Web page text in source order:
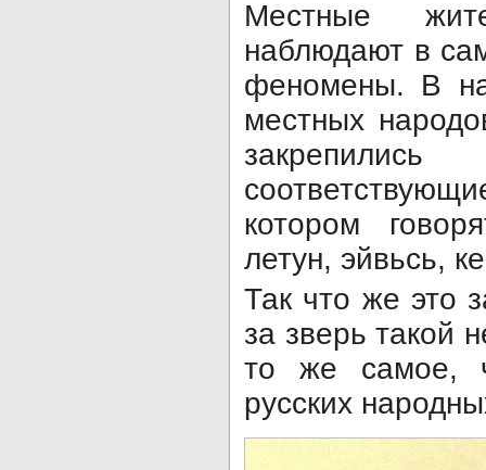
Местные
наблюдают в
феномены. В
местных
котором
летун, эйвьсь,
Так что же это
за зверь такой
то же самое,
русских